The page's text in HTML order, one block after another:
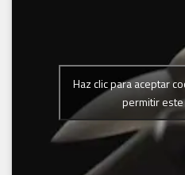
Haz clic para aceptar
permitir